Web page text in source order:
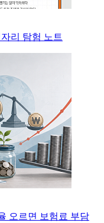
리 탐험 노트
오르면 보험료 부담